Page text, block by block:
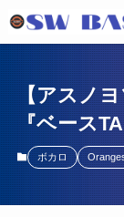
【アスノ
『ベース
ボカロ